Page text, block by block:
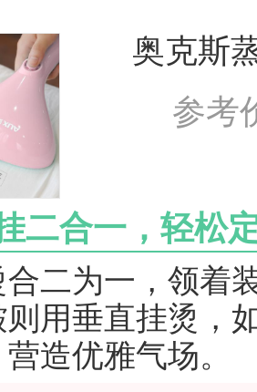
奥克斯
参考
二合一，轻松
二为一，领着
用垂直挂烫，
造优雅气场。